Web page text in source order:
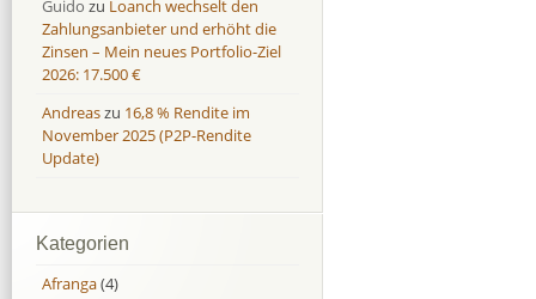
Guido zu Loanch wechselt den
Zahlungsanbieter und erhöht die
Zinsen – Mein neues Portfolio-Ziel
2026: 17.500 €
Andreaszu 16,8 % Rendite im
November 2025 (P2P-Rendite
Update)
Kategorien
Afranga(4)